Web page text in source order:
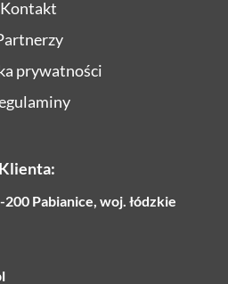
Kontakt
prywatności
Pabianice, woj. łódzkie